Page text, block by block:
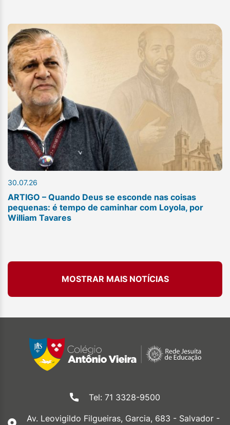
30.07.26
ARTIGO – Quando Deus se esconde nas coisas
pequenas: é tempo de caminhar com Loyola, por
William Tavares
MOSTRAR MAIS NOTÍCIAS
Tel: 71 3328-9500
Av. Leovigildo Filgueiras, Garcia, 683 - Salvador -